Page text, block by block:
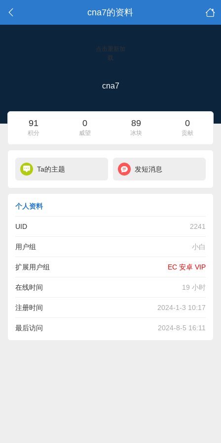
cna7的资料
点击重新加
载
cna7
91
积分
0
威望
89
冰块
0
贡献
Ta的主题 发短消息
个人资料
UID 2241
用户组 小白
扩展用户组 EC 安卓 VIP
在线时间 19 小时
注册时间 2024-1-3 10:17
最后访问 2024-8-5 16:11